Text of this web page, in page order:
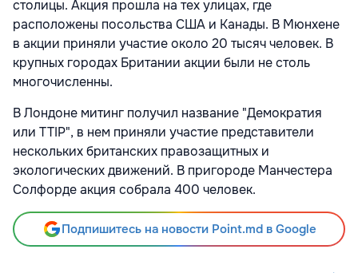
столицы. Акция прошла на тех улицах, где
расположены посольства США и Канады. В Мюнхене
в акции приняли участие около 20 тысяч человек. В
крупных городах Британии акции были не столь
многочисленны.
В Лондоне митинг получил название "Демократия
или TTIP", в нем приняли участие представители
нескольких британских правозащитных и
экологических движений. В пригороде Манчестера
Солфорде акция собрала 400 человек.
Подпишитесь на новости Point.md в Google